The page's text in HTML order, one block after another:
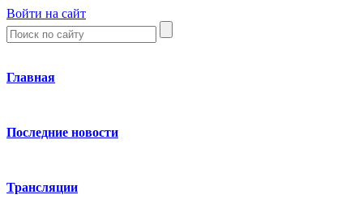
Войти на сайт
Главная
Последние новости
Трансляции